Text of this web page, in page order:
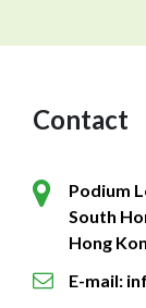
Contact
Podium
South
Hong
E-mail: